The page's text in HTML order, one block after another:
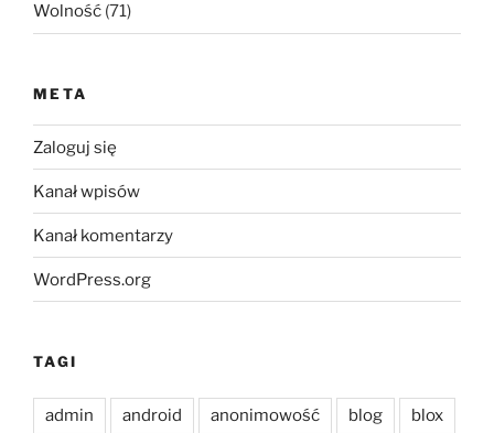
Wolność (71)
META
Zaloguj się
Kanał wpisów
Kanał komentarzy
WordPress.org
TAGI
admin android anonimowość blog blox